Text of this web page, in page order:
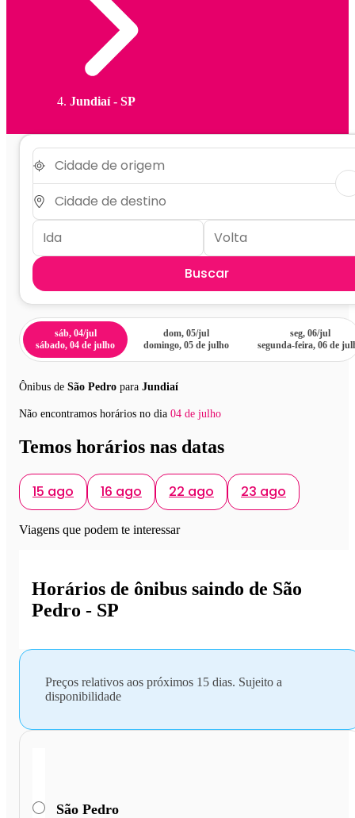
Jundiaí - SP
Buscar
sáb, 04/jul
sábado, 04 de julho
dom, 05/jul
domingo, 05 de julho
seg, 06/jul
segunda-feira, 06 de
Ônibus de São Pedro para Jundiaí
Não encontramos horários no dia 04 de julho
Temos horários nas datas
15 ago 16 ago 22 ago 23 ago
Viagens que podem te interessar
Horários de ônibus saindo de São
Pedro - SP
Preços relativos aos próximos 15 dias. Sujeito a
disponibilidade
São Pedro